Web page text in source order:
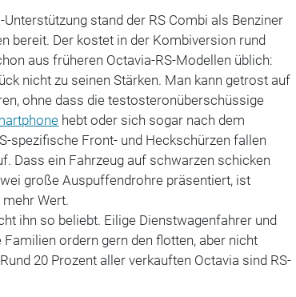
Unterstützung stand der RS Combi als Benziner
bereit. Der kostet in der Kombiversion rund
aus früheren Octavia-RS-Modellen üblich:
nicht zu seinen Stärken. Man kann getrost auf
ohne dass die testosteronüberschüssige
hebt oder sich sogar nach dem
spezifische Front- und Heckschürzen fallen
Dass ein Fahrzeug auf schwarzen schicken
große Auspuffendrohre präsentiert, ist
Wert.
ihn so beliebt. Eilige Dienstwagenfahrer und
ordern gern den flotten, aber nicht
20 Prozent aller verkauften Octavia sind RS-